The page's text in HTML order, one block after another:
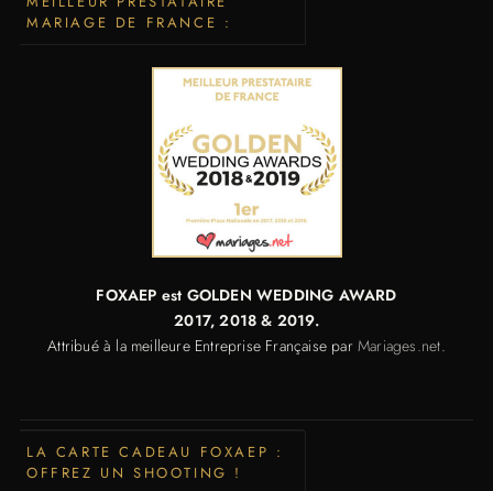
MARIAGE DE FRANCE :
FOXAEP est GOLDEN WEDDING AWARD
2017,2018 & 2019.
Attribué à la meilleure Entreprise Française parMariages.net.
LA CARTE CADEAU FOXAEP :
OFFREZ UN SHOOTING !